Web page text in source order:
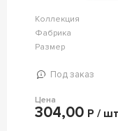
Коллекция
Фабрика
Размер
Под заказ
Цена
304,00 Р /